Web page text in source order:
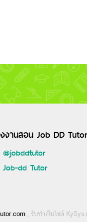
งานสอน Job DD Tutor
@jobddtutor
Job-dd Tutor
, รับทำเว็บไซต์